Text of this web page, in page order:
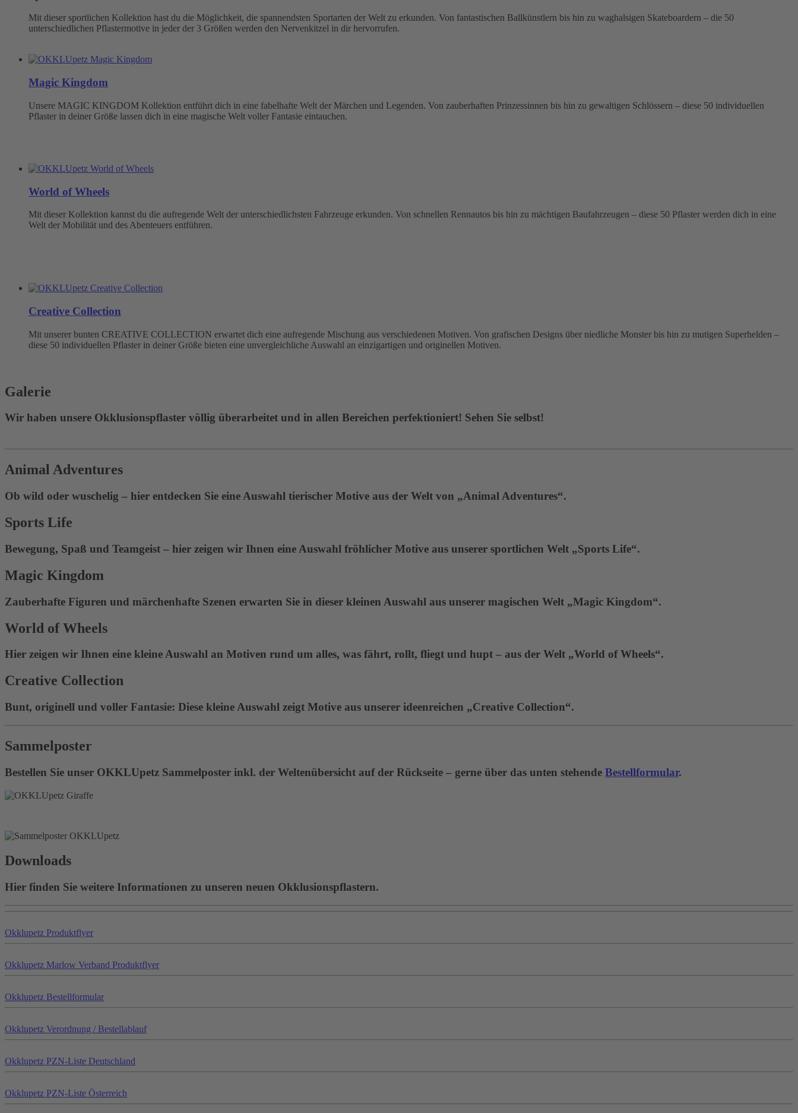
Mit dieser sportlichen Kollektion hast du die Möglichkeit, die spannendsten Sportarten der Welt zu erkunden. Von fantastischen Ballkünstlern bis hin zu waghalsigen Skateboardern – die 50
unterschiedlichen Pflastermotive in jeder der 3 Größen werden den Nervenkitzel in dir hervorrufen.
Magic Kingdom
Unsere MAGIC KINGDOM Kollektion entführt dich in eine fabelhafte Welt der Märchen und Legenden. Von zauberhaften Prinzessinnen bis hin zu gewaltigen Schlössern – diese 50 individuellen
Pflaster in deiner Größe lassen dich in eine magische Welt voller Fantasie eintauchen.
World of Wheels
Mit dieser Kollektion kannst du die aufregende Welt der unterschiedlichsten Fahrzeuge erkunden. Von schnellen Rennautos bis hin zu mächtigen Baufahrzeugen – diese 50 Pflaster werden dich in eine
Welt der Mobilität und des Abenteuers entführen.
Creative Collection
Mit unserer bunten CREATIVE COLLECTION erwartet dich eine aufregende Mischung aus verschiedenen Motiven. Von grafischen Designs über niedliche Monster bis hin zu mutigen Superhelden –
diese 50 individuellen Pflaster in deiner Größe bieten eine unvergleichliche Auswahl an einzigartigen und originellen Motiven.
Galerie
Wir haben unsere Okklusionspflaster völlig überarbeitet und in allen Bereichen perfektioniert! Sehen Sie selbst!
Animal Adventures
Ob wild oder wuschelig – hier entdecken Sie eine Auswahl tierischer Motive aus der Welt von „Animal Adventures“.
Sports Life
Bewegung, Spaß und Teamgeist – hier zeigen wir Ihnen eine Auswahl fröhlicher Motive aus unserer sportlichen Welt „Sports Life“.
Magic Kingdom
Zauberhafte Figuren und märchenhafte Szenen erwarten Sie in dieser kleinen Auswahl aus unserer magischen Welt „Magic Kingdom“.
World of Wheels
Hier zeigen wir Ihnen eine kleine Auswahl an Motiven rund um alles, was fährt, rollt, fliegt und hupt – aus der Welt „World of Wheels“.
Creative Collection
Bunt, originell und voller Fantasie: Diese kleine Auswahl zeigt Motive aus unserer ideenreichen „Creative Collection“.
Sammelposter
Bestellen Sie unser OKKLUpetz Sammelposter inkl. der Weltenübersicht auf der Rückseite – gerne über das unten stehende Bestellformular.
Downloads
Hier finden Sie weitere Informationen zu unseren neuen Okklusionspflastern.
Okklupetz Produktflyer
Okklupetz Marlow Verband Produktflyer
Okklupetz Bestellformular
Okklupetz Verordnung / Bestellablauf
Okklupetz PZN-Liste Deutschland
Okklupetz PZN-Liste Österreich